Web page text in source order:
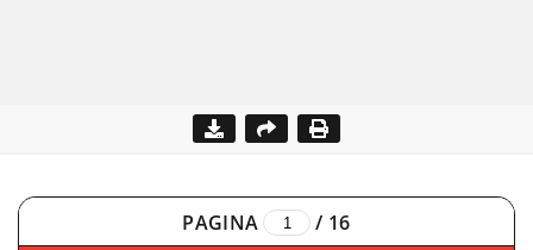
PAGINA / 16